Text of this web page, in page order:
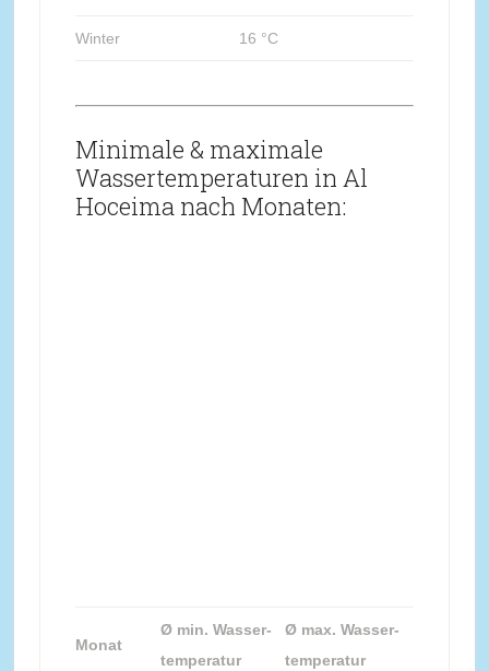
Winter 16 °C
Minimale & maximale
Wassertemperaturen in Al
Hoceima nach Monaten:
Monat
Ø min. Wasser-
temperatur
Ø max. Wasser-
temperatur